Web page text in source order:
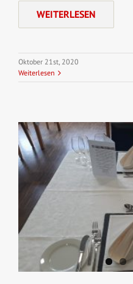
WEITERLESEN
Oktober 21st, 2020
Weiterlesen